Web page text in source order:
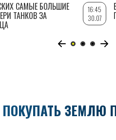
ЗЕМЛЮ
САМЫЕ БОЛЬШИЕ
ТАНКОВ ЗА
16:45
30.07